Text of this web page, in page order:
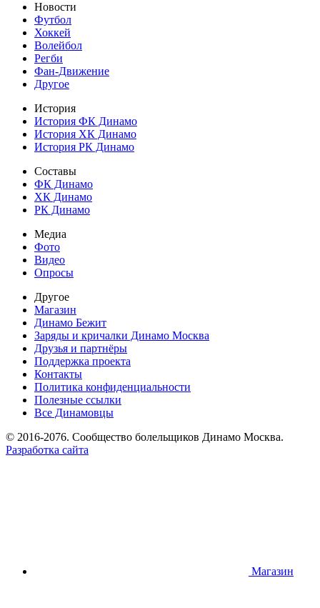
Новости
Футбол
Хоккей
Волейбол
Регби
Фан-Движение
Другое
История
История ФК Динамо
История ХК Динамо
История РК Динамо
Составы
ФК Динамо
ХК Динамо
РК Динамо
Медиа
Фото
Видео
Опросы
Другое
Магазин
Динамо Бежит
Заряды и кричалки Динамо Москва
Друзья и партнёры
Поддержка проекта
Контакты
Политика конфиденциальности
Полезные ссылки
Все Динамовцы
© 2016-2076. Сообщество болельщиков Динамо Москва.
Разработка сайта
Магазин